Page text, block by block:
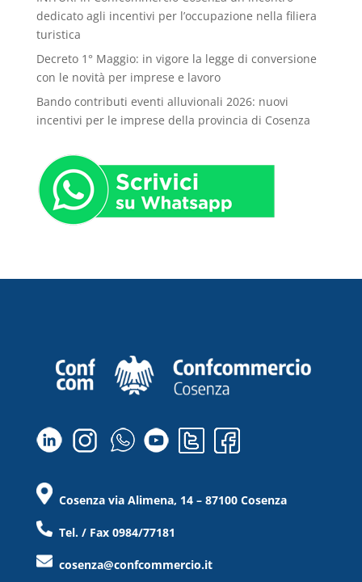
dedicato agli incentivi per l’occupazione nella filiera
turistica
Decreto 1° Maggio: in vigore la legge di conversione
con le novità per imprese e lavoro
Bando contributi eventi alluvionali 2026: nuovi
incentivi per le imprese della provincia di Cosenza
Cosenza via Alimena, 14 – 87100 Cosenza
Tel. / Fax 0984/77181
cosenza@confcommercio.it